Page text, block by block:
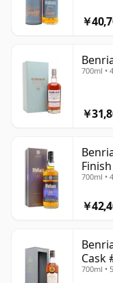
￥
700ml •
￥
700ml •
￥
Cask
700ml •